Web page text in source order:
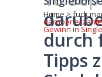
Home>fuck
daruber
Gewinn in
durch
Tipps